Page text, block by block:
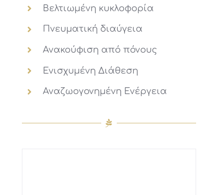
Βελτιωμένη κυκλοφορία
Πνευματική διαύγεια
Ανακούφιση από πόνους
Ενισχυμένη Διάθεση
Αναζωογονημένη Ενέργεια